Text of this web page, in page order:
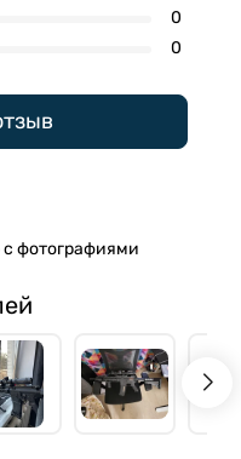
0
0
с фотографиями